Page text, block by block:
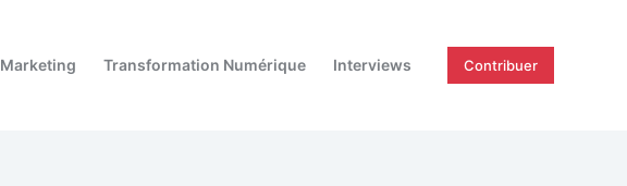
Marketing Transformation Numérique Interviews Contribuer